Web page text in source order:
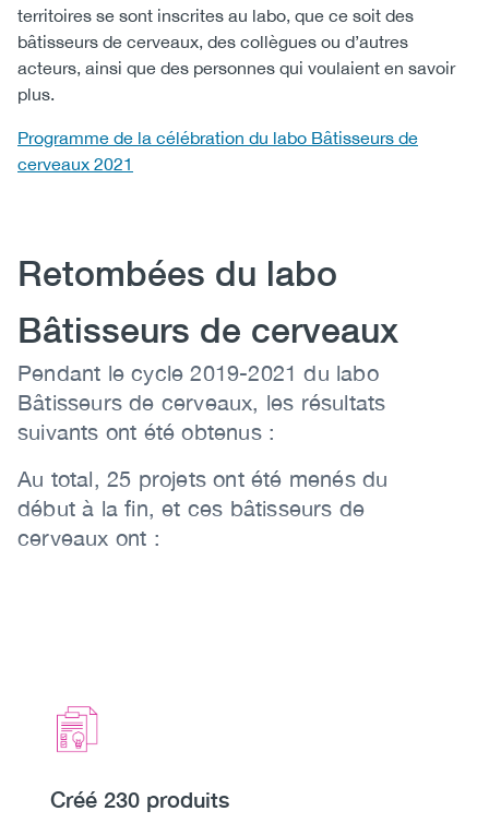
territoires se sont inscrites au labo, que ce soit des
bâtisseurs de cerveaux, des collègues ou d’autres
acteurs, ainsi que des personnes qui voulaient en savoir
plus.
Programme de la célébration du labo Bâtisseurs de
cerveaux 2021
Heading
Retombées du labo
Bâtisseurs de cerveaux
Body
Pendant le cycle 2019-2021 du labo
Bâtisseurs de cerveaux, les résultats
suivants ont été obtenus :
Au total, 25 projets ont été menés du
début à la fin, et ces bâtisseurs de
cerveaux ont :
Icon
Image
Heading
Créé 230 produits